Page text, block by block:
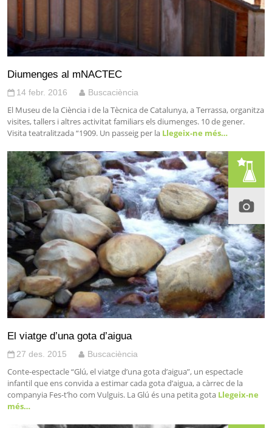
Diumenges al mNACTEC
14 febr. 2016 Buscaciència
El Museu de la Ciència i de la Tècnica de Catalunya, a Terrassa, organitza
visites, tallers i altres activitat familiars els diumenges. 10 de gener.
Visita teatralitzada “1909. Un passeig per la Llegeix-ne més…
El viatge d’una gota d’aigua
27 des. 2015 Buscaciència
Conte-espectacle “Glú, el viatge d’una gota d’aigua”, un espectacle
infantil que ens convida a estimar cada gota d’aigua, a càrrec de la
companyia Fes-t’ho com Vulguis. La Glú és una petita gota Llegeix-ne
més…